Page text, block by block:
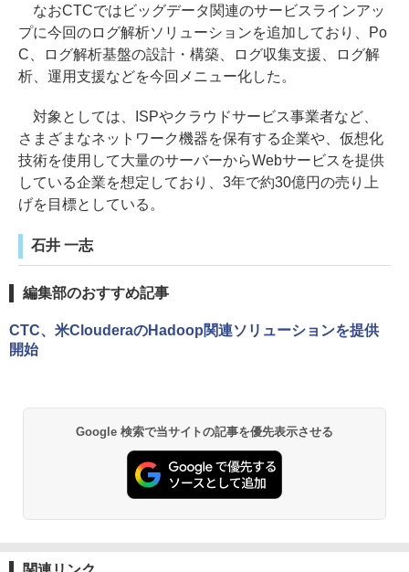
なおCTCではビッグデータ関連のサービスラインアッ
プに今回のログ解析ソリューションを追加しており、Po
C、ログ解析基盤の設計・構築、ログ収集支援、ログ解
析、運用支援などを今回メニュー化した。
対象としては、ISPやクラウドサービス事業者など、
さまざまなネットワーク機器を保有する企業や、仮想化
技術を使用して大量のサーバーからWebサービスを提供
している企業を想定しており、3年で約30億円の売り上
げを目標としている。
石井 一志
編集部のおすすめ記事
CTC、米ClouderaのHadoop関連ソリューションを提供
開始
Google 検索で当サイトの記事を優先表示させる